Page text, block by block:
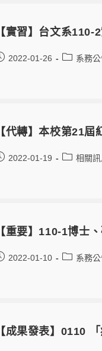
【實習】台文系
2022-01-26 系務
【代轉】本校第21
2022-01-19 相關訊
【重要】110-1博士
2022-01-10 系務
【成果發表】0110